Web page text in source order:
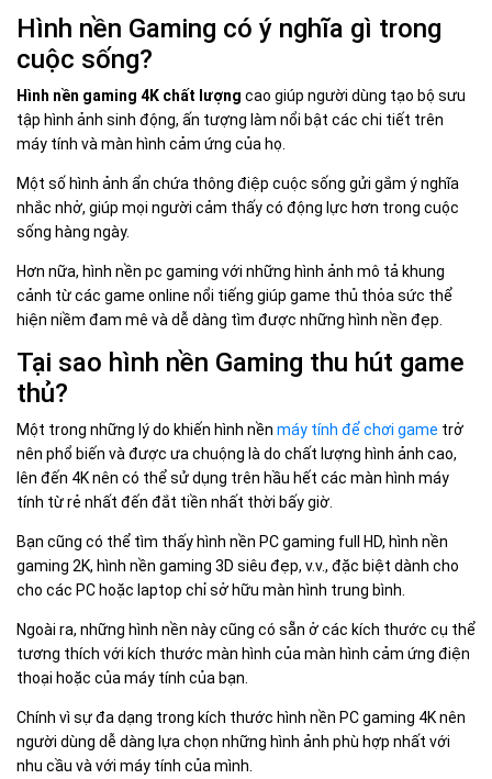
Hình nền Gaming có ý nghĩa gì trong
cuộc sống?
Hình nền gaming 4K chất lượng cao giúp người dùng tạo bộ sưu
tập hình ảnh sinh động, ấn tượng làm nổi bật các chi tiết trên
máy tính và màn hình cảm ứng của họ.
Một số hình ảnh ẩn chứa thông điệp cuộc sống gửi gắm ý nghĩa
nhắc nhở, giúp mọi người cảm thấy có động lực hơn trong cuộc
sống hàng ngày.
Hơn nữa, hình nền pc gaming với những hình ảnh mô tả khung
cảnh từ các game online nổi tiếng giúp game thủ thỏa sức thể
hiện niềm đam mê và dễ dàng tìm được những hình nền đẹp.
Tại sao hình nền Gaming thu hút game
thủ?
Một trong những lý do khiến hình nền máy tính để chơi game trở
nên phổ biến và được ưa chuộng là do chất lượng hình ảnh cao,
lên đến 4K nên có thể sử dụng trên hầu hết các màn hình máy
tính từ rẻ nhất đến đắt tiền nhất thời bấy giờ.
Bạn cũng có thể tìm thấy hình nền PC gaming full HD, hình nền
gaming 2K, hình nền gaming 3D siêu đẹp, v.v., đặc biệt dành cho
cho các PC hoặc laptop chỉ sở hữu màn hình trung bình.
Ngoài ra, những hình nền này cũng có sẵn ở các kích thước cụ thể
tương thích với kích thước màn hình của màn hình cảm ứng điện
thoại hoặc của máy tính của bạn.
Chính vì sự đa dạng trong kích thước hình nền PC gaming 4K nên
người dùng dễ dàng lựa chọn những hình ảnh phù hợp nhất với
nhu cầu và với máy tính của mình.